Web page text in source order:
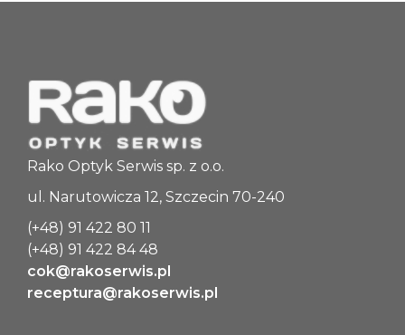
Rako Optyk Serwis sp. z o.o.
ul. Narutowicza 12, Szczecin 70-240
(+48) 91 422 80 11
(+48) 91 422 84 48
cok@rakoserwis.pl
receptura@rakoserwis.pl